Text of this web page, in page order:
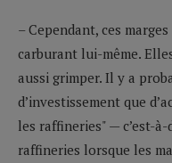
– Cependant, ces
carburant lui-même.
aussi grimper. Il y a
d’investissement que
les raffineries" — c’est-
raffineries lorsque les